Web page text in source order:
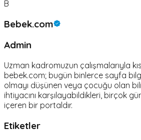
B
Bebek.com
Admin
Uzman kadromuzun çalışmalarıyla
bebek.com; bugün binlerce sayfa
olmayı düşünen veya çocuğu olan
ihtiyacını karşılayabildikleri, birçok
içeren bir portaldır.
Etiketler